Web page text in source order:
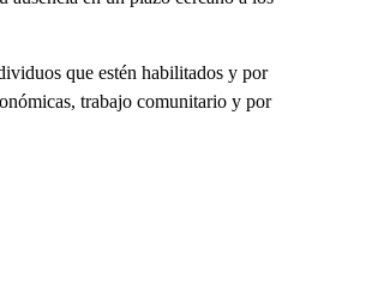
que estén habilitados y por
trabajo comunitario y por